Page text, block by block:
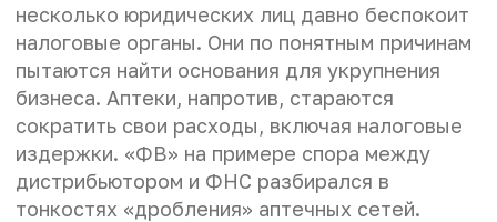
несколько юридических лиц давно беспокоит
налоговые органы. Они по понятным причинам
пытаются найти основания для укрупнения
бизнеса. Аптеки, напротив, стараются
сократить свои расходы, включая налоговые
издержки. «ФВ» на примере спора между
дистрибьютором и ФНС разбирался в
тонкостях «дробления» аптечных сетей.